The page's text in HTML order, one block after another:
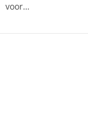
voor…